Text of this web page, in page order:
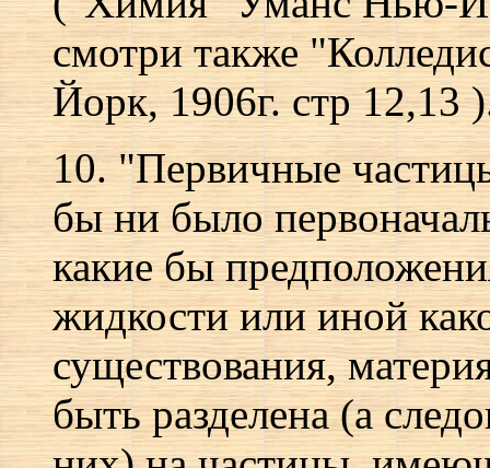
смотри также
Йорк, 1906г. стр 12,13
10. "Первичные
бы ни было
какие бы
жидкости или иной
существования,
быть разделена (а